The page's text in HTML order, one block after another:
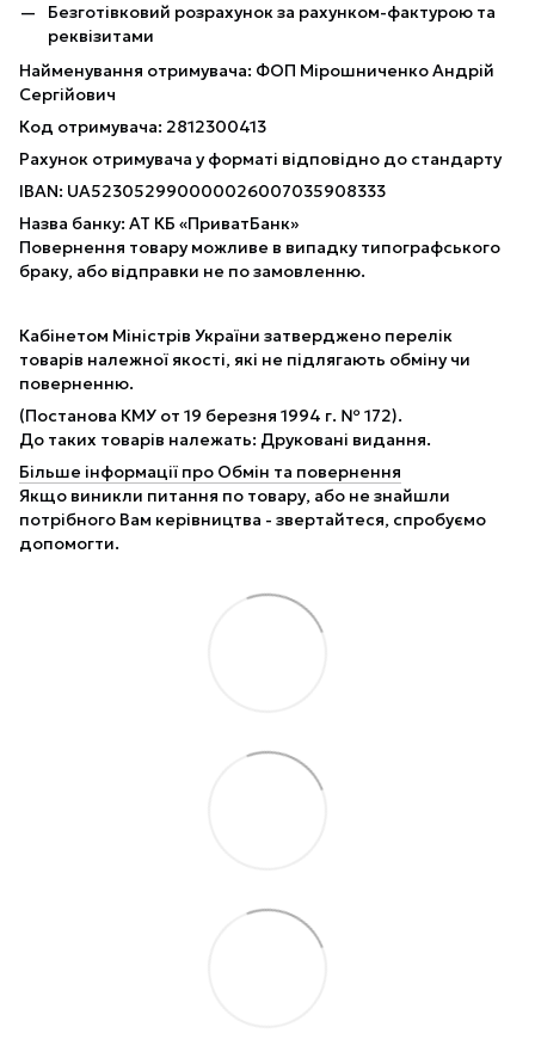
Безготівковий розрахунок за рахунком-фактурою та
реквізитами
Найменування отримувача: ФОП Мірошниченко Андрій
Сергійович
Код отримувача: 2812300413
Рахунок отримувача у форматі відповідно до стандарту
IBAN: UA523052990000026007035908333
Назва банку: АТ КБ «ПриватБанк»
Повернення товару можливе в випадку типографського
браку, або відправки не по замовленню.
Кабінетом Міністрів України затверджено перелік
товарів належної якості, які не підлягають обміну чи
поверненню.
(Постанова КМУ от 19 березня 1994 г. № 172).
До таких товарів належать: Друковані видання.
Більше інформації про Обмін та повернення
Якщо виникли питання по товару, або не знайшли
потрібного Вам керівництва - звертайтеся, спробуємо
допомогти.